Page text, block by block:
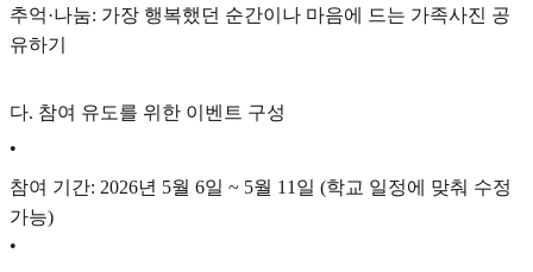
추억·나눔: 가장 행복했던 순간이나 마음에 드는 가족사진 공
유하기
다. 참여 유도를 위한 이벤트 구성
•
참여 기간: 2026년 5월 6일 ~ 5월 11일 (학교 일정에 맞춰 수정
가능)
•